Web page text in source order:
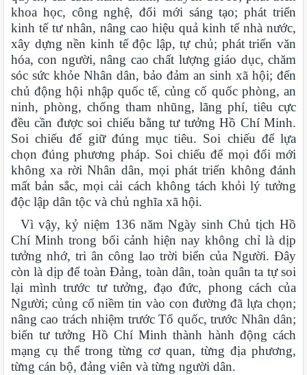
khoa học, công nghệ, đổi mới sáng tạo; phát triển
kinh tế tư nhân, nâng cao hiệu quả kinh tế nhà nước,
xây dựng nền kinh tế độc lập, tự chủ; phát triển văn
hóa, con người, nâng cao chất lượng giáo dục, chăm
sóc sức khỏe Nhân dân, bảo đảm an sinh xã hội; đến
chủ động hội nhập quốc tế, củng cố quốc phòng, an
ninh, phòng, chống tham nhũng, lãng phí, tiêu cực
đều cần được soi chiếu bằng tư tưởng Hồ Chí Minh.
Soi chiếu để giữ đúng mục tiêu. Soi chiếu để lựa
chọn đúng phương pháp. Soi chiếu để mọi đổi mới
không xa rời Nhân dân, mọi phát triển không đánh
mất bản sắc, mọi cải cách không tách khỏi lý tưởng
độc lập dân tộc và chủ nghĩa xã hội.
Vì vậy, kỷ niệm 136 năm Ngày sinh Chủ tịch Hồ
Chí Minh trong bối cảnh hiện nay không chỉ là dịp
tưởng nhớ, tri ân công lao trời biển của Người. Đây
còn là dịp để toàn Đảng, toàn dân, toàn quân ta tự soi
lại mình trước tư tưởng, đạo đức, phong cách của
Người; củng cố niềm tin vào con đường đã lựa chọn;
nâng cao trách nhiệm trước Tổ quốc, trước Nhân dân;
biến tư tưởng Hồ Chí Minh thành hành động cách
mạng cụ thể trong từng cơ quan, từng địa phương,
từng cán bộ, đảng viên và từng người dân.